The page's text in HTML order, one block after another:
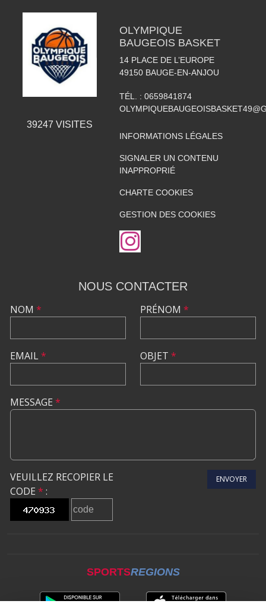
39247 VISITES
OLYMPIQUE
BAUGEOIS BASKET
14 PLACE DE L’EUROPE
49150 BAUGE-EN-ANJOU
TÉL. : 0659841874
INFORMATIONS LÉGALES
SIGNALER UN CONTENU
INAPPROPRIÉ
CHARTE COOKIES
GESTION DES COOKIES
NOUS CONTACTER
NOM *
EMAIL*
PRÉNOM *
OBJET *
MESSAGE *
VEUILLEZ RECOPIER LE
CODE * :
ENVOYER
SPORTSREGIONS